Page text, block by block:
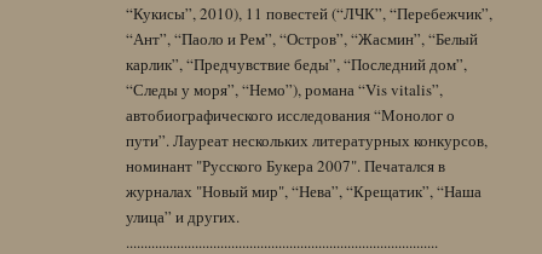
“Кукисы”, 2010), 11 повестей (“ЛЧК”, “Перебежчик”,
“Ант”, “Паоло и Рем”, “Остров”, “Жасмин”, “Белый
карлик”, “Предчувствие беды”, “Последний дом”,
“Следы у моря”, “Немо”), романа “Vis vitalis”,
автобиографического исследования “Монолог о
пути”. Лауреат нескольких литературных конкурсов,
номинант "Русского Букера 2007". Печатался в
журналах "Новый мир", “Нева”, “Крещатик”, “Наша
улица” и других.
......................................................................................